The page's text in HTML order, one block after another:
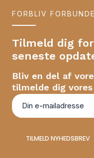
FORBLIV
Tilmeld dig
seneste
Bliv en del af
tilmelde dig vores
TILMELD NYHEDSBREV